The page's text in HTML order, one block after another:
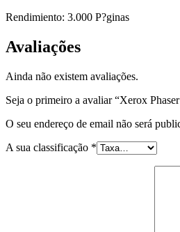
Rendimiento: 3.000 P?ginas
Avaliações
Ainda não existem avaliações.
Seja o primeiro a avaliar “Xerox
O seu endereço de email não será
A sua classificação *